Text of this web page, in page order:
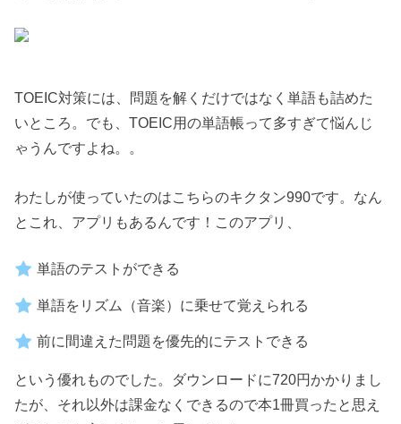
TOEIC対策には、問題を解くだけではなく単語も詰めた
いところ。でも、TOEIC用の単語帳って多すぎて悩んじ
ゃうんですよね。。
わたしが使っていたのはこちらのキクタン990です。なん
とこれ、アプリもあるんです！このアプリ、
単語のテストができる
単語をリズム（音楽）に乗せて覚えられる
前に間違えた問題を優先的にテストできる
という優れものでした。ダウンロードに720円かかりまし
たが、それ以外は課金なくできるので本1冊買ったと思え